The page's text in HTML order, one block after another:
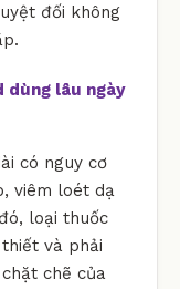
đối không
dùng lâu ngày
có nguy cơ
viêm loét dạ
loại thuốc
và phải
chẽ của